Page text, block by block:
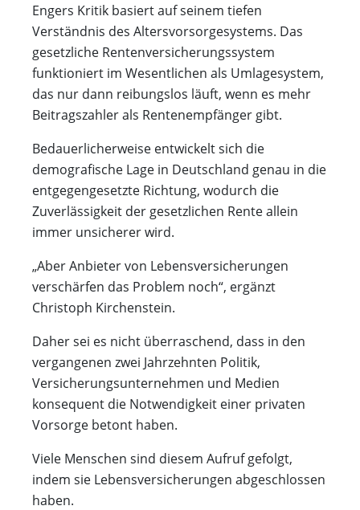
Engers Kritik basiert auf seinem tiefen
Verständnis des Altersvorsorgesystems. Das
gesetzliche Rentenversicherungssystem
funktioniert im Wesentlichen als Umlagesystem,
das nur dann reibungslos läuft, wenn es mehr
Beitragszahler als Rentenempfänger gibt.
Bedauerlicherweise entwickelt sich die
demografische Lage in Deutschland genau in die
entgegengesetzte Richtung, wodurch die
Zuverlässigkeit der gesetzlichen Rente allein
immer unsicherer wird.
„Aber Anbieter von Lebensversicherungen
verschärfen das Problem noch“, ergänzt
Christoph Kirchenstein.
Daher sei es nicht überraschend, dass in den
vergangenen zwei Jahrzehnten Politik,
Versicherungsunternehmen und Medien
konsequent die Notwendigkeit einer privaten
Vorsorge betont haben.
Viele Menschen sind diesem Aufruf gefolgt,
indem sie Lebensversicherungen abgeschlossen
haben.